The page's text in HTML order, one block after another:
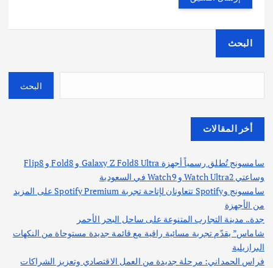
البحث
البحث
أخر المقالات
سامسونج تُطلق رسمياً أجهزة Galaxy Z Fold8 Ultra و Fold8 و Flip8
وساعتي Watch Ultra2 و Watch9 في السعودية
سامسونج وSpotify تتعاونان لإتاحة تجربة Spotify Premium على المزيد
من الأجهزة
جدة.. مدينة التجارب المتنوعة على ساحل البحر الأحمر
شاماس” يقدّم تجربة مسائية راقية مع قائمة جديدة مستوحاة من النكهات
البرازيلية
فراس الحمداني: مرحلة جديدة من العمل الاقتصادي وتعزيز الشراكات